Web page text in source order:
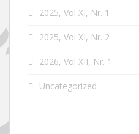
2025, Vol XI, Nr. 1
2025, Vol XI, Nr. 2
2026, Vol XII, Nr. 1
Uncategorized